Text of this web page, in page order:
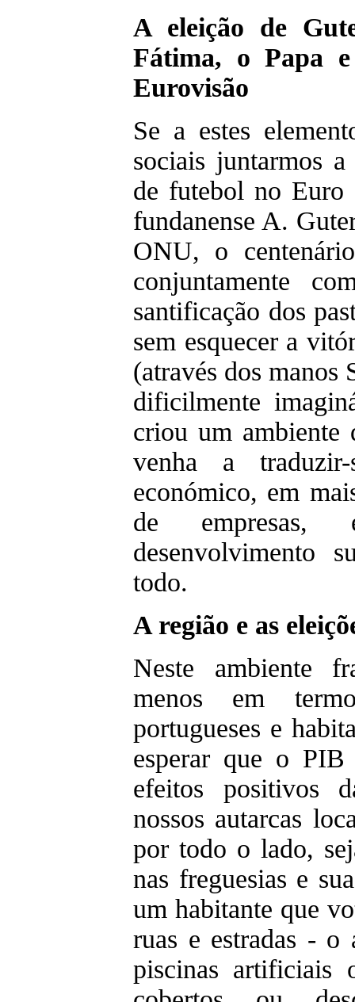
A eleição de
Fátima, o Papa
Eurovisão
Se a estes
sociais juntarmos
de futebol no Euro
fundanense A.
ONU, o
conjuntamente
santificação dos
sem esquecer a
(através dos manos
dificilmente
criou um ambiente
venha a
económico, em
de
desenvolvimento
todo.
A região e as
Neste ambiente
menos em
portugueses e
esperar que o
efeitos positivos
nossos autarcas
por todo o lado,
nas freguesias e
um habitante que
ruas e estradas - o
piscinas artificiais